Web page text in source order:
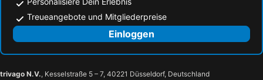
Treueangebote und Mitgliederpreise
Einloggen
trivago N.V., Kesselstraße 5 – 7, 40221 Düsseldorf, Deutschland